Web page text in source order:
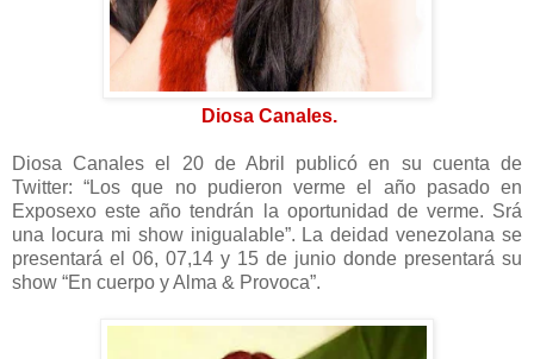
Diosa Canales.
Diosa Canales el 20 de Abril publicó en su cuenta de
Twitter: “Los que no pudieron verme el año pasado en
Exposexo este año tendrán la oportunidad de verme. Srá
una locura mi show inigualable”. La deidad venezolana se
presentará el 06, 07,14 y 15 de junio donde presentará su
show “En cuerpo y Alma & Provoca”.